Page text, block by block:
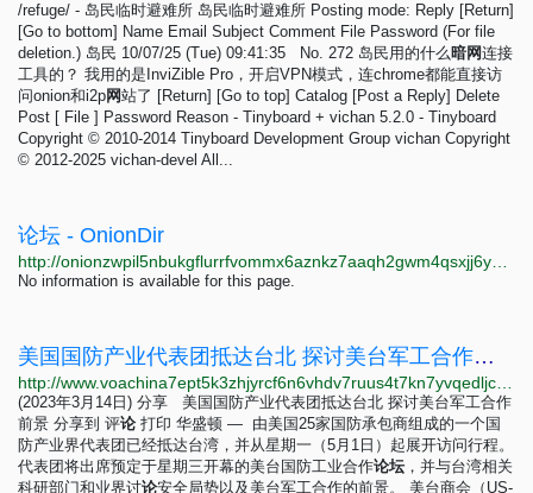
/refuge/ - 岛民临时避难所 岛民临时避难所 Posting mode: Reply [Return]
[Go to bottom] Name Email Subject Comment File Password (For file
deletion.) 岛民 10/07/25 (Tue) 09:41:35 No. 272 岛民用的什么暗网连接
工具的？ 我用的是InviZible Pro，开启VPN模式，连chrome都能直接访
问onion和i2p网站了 [Return] [Go to top] Catalog [Post a Reply] Delete
Post [ File ] Password Reason - Tinyboard + vichan 5.2.0 - Tinyboard
Copyright © 2010-2014 Tinyboard Development Group vichan Copyright
© 2012-2025 vichan-devel All...
论坛 - OnionDir
No information is available for this page.
美国国防产业代表团抵达台北 探讨美台军工合作前景
(2023年3月14日) 分享 美国国防产业代表团抵达台北 探讨美台军工合作
前景 分享到 评论打印 华盛顿 — 由美国25家国防承包商组成的一个国
防产业界代表团已经抵达台湾，并从星期一（5月1日）起展开访问行程。
代表团将出席预定于星期三开幕的美台国防工业合作论坛 ，并与台湾相关
科研部门和业界讨论安全局势以及美台军工合作的前景。 美台商会（US-